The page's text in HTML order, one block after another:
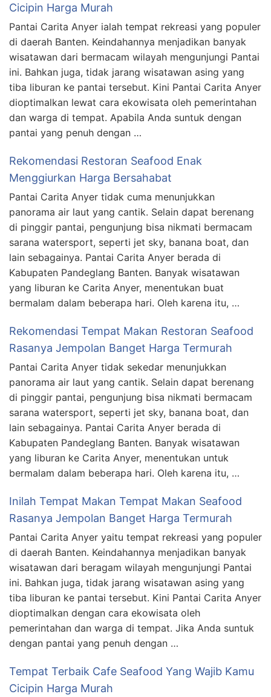
Cicipin Harga Murah
Pantai Carita Anyer ialah tempat rekreasi yang populer
di daerah Banten. Keindahannya menjadikan banyak
wisatawan dari bermacam wilayah mengunjungi Pantai
ini. Bahkan juga, tidak jarang wisatawan asing yang
tiba liburan ke pantai tersebut. Kini Pantai Carita Anyer
dioptimalkan lewat cara ekowisata oleh pemerintahan
dan warga di tempat. Apabila Anda suntuk dengan
pantai yang penuh dengan …
Rekomendasi Restoran Seafood Enak
Menggiurkan Harga Bersahabat
Pantai Carita Anyer tidak cuma menunjukkan
panorama air laut yang cantik. Selain dapat berenang
di pinggir pantai, pengunjung bisa nikmati bermacam
sarana watersport, seperti jet sky, banana boat, dan
lain sebagainya. Pantai Carita Anyer berada di
Kabupaten Pandeglang Banten. Banyak wisatawan
yang liburan ke Carita Anyer, menentukan buat
bermalam dalam beberapa hari. Oleh karena itu, …
Rekomendasi Tempat Makan Restoran Seafood
Rasanya Jempolan Banget Harga Termurah
Pantai Carita Anyer tidak sekedar menunjukkan
panorama air laut yang cantik. Selain dapat berenang
di pinggir pantai, pengunjung bisa nikmati bermacam
sarana watersport, seperti jet sky, banana boat, dan
lain sebagainya. Pantai Carita Anyer berada di
Kabupaten Pandeglang Banten. Banyak wisatawan
yang liburan ke Carita Anyer, menentukan untuk
bermalam dalam beberapa hari. Oleh karena itu, …
Inilah Tempat Makan Tempat Makan Seafood
Rasanya Jempolan Banget Harga Termurah
Pantai Carita Anyer yaitu tempat rekreasi yang populer
di daerah Banten. Keindahannya menjadikan banyak
wisatawan dari beragam wilayah mengunjungi Pantai
ini. Bahkan juga, tidak jarang wisatawan asing yang
tiba liburan ke pantai tersebut. Kini Pantai Carita Anyer
dioptimalkan dengan cara ekowisata oleh
pemerintahan dan warga di tempat. Jika Anda suntuk
dengan pantai yang penuh dengan …
Tempat Terbaik Cafe Seafood Yang Wajib Kamu
Cicipin Harga Murah